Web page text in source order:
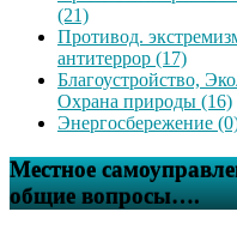
(21)
Противод.
антитеррор (17)
Благоустройство,
Охрана природы (16)
Энергосбережение
Местное
общие вопросы….